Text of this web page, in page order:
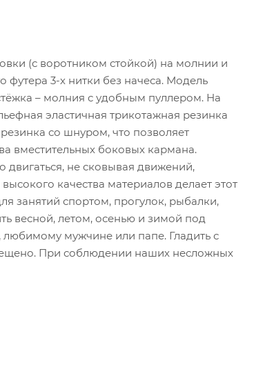
(с воротником стойкой) на молнии и
3-х нитки без начеса. Модель
– молния с удобным пуллером. На
эластичная трикотажная резинка
со шнуром, что позволяет
вместительных боковых кармана.
не сковывая движений,
качества материалов делает этот
занятий спортом, прогулок, рыбалки,
весной, летом, осенью и зимой под
мужчине или папе. Гладить с
При соблюдении наших несложных